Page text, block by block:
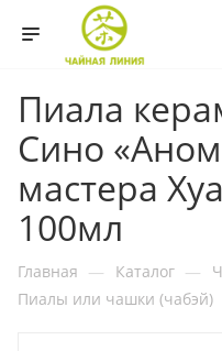
Пиала
Сино
мастера
100мл
Главная — Каталог —
Пиалы или чашки (чабэй)